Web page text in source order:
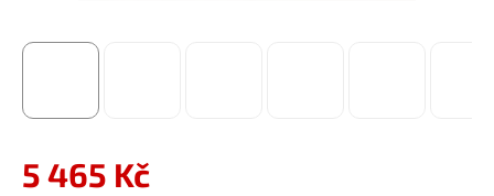
5 465 Kč